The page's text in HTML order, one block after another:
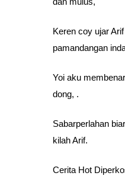
Keren coy ujar
pamandangan
Yoi aku
dong, .
Sabarperlahan
kilah Arif.
Cerita Hot